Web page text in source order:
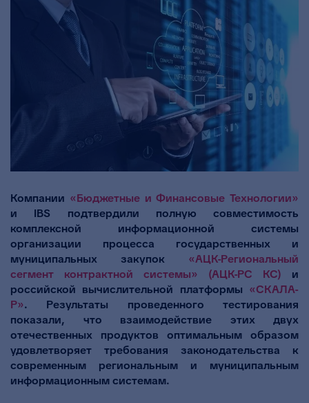
Компании «Бюджетные и Финансовые Технологии»
и IBS подтвердили полную совместимость
комплексной информационной системы
организации процесса государственных и
муниципальных закупок «АЦК-Региональный
сегмент контрактной системы» (АЦК-РС КС) и
российской вычислительной платформы «СКАЛА-
Р». Результаты проведенного тестирования
показали, что взаимодействие этих двух
отечественных продуктов оптимальным образом
удовлетворяет требования законодательства к
современным региональным и муниципальным
информационным системам.